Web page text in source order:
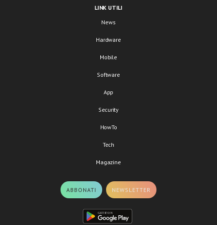
LINK UTILI
News
Hardware
Mobile
Software
App
Security
HowTo
Tech
Magazine
ABBONATI NEWSLETTER